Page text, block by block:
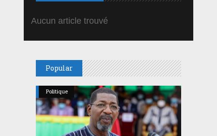
Aucun article trouvé
Popular
Politique